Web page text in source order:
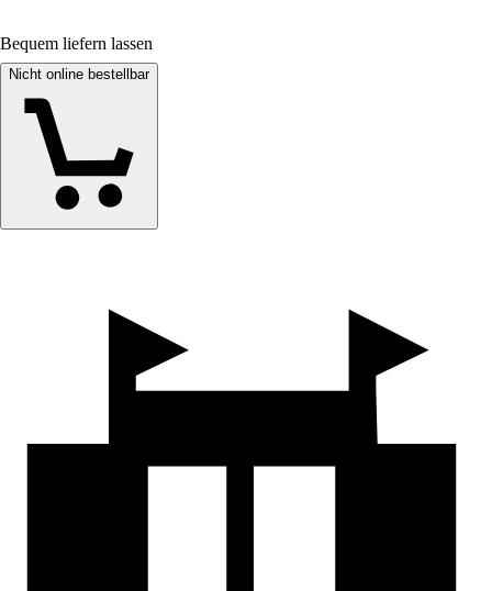
Bequem liefern lassen
Nicht online bestellbar